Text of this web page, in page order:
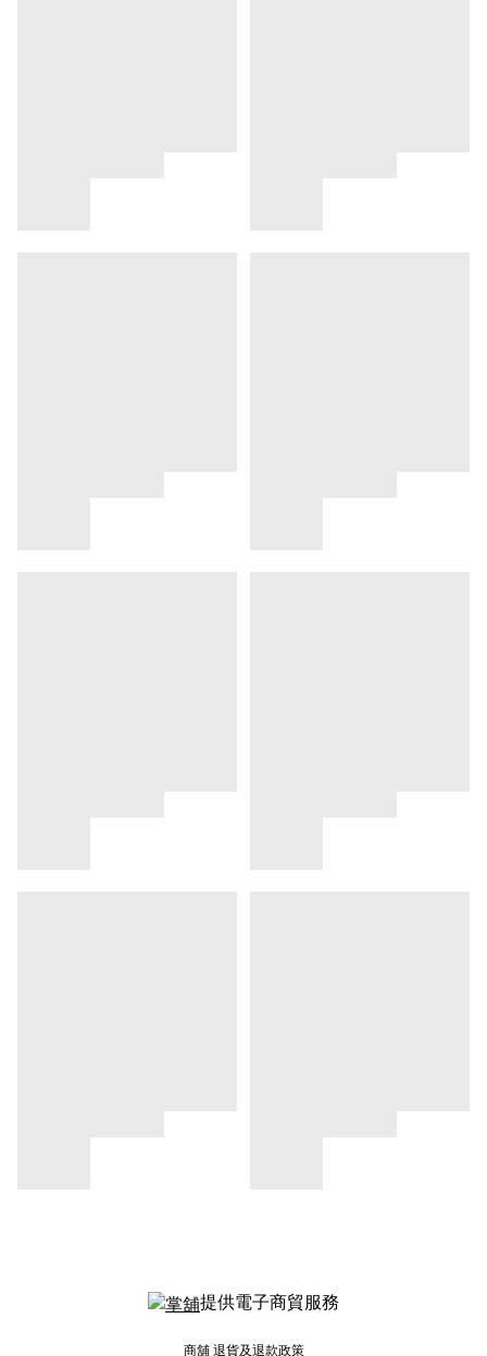
提供電子商貿服務
商舖 退貨及退款政策